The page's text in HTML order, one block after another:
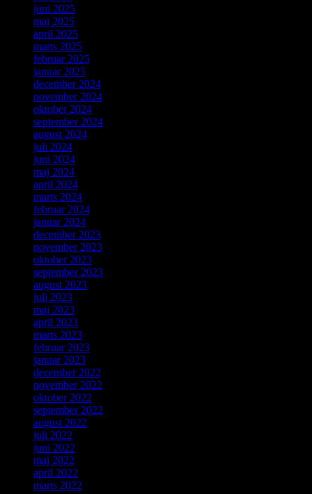
juni 2025
maj 2025
april 2025
marts 2025
februar 2025
januar 2025
december 2024
november 2024
oktober 2024
september 2024
august 2024
juli 2024
juni 2024
maj 2024
april 2024
marts 2024
februar 2024
januar 2024
december 2023
november 2023
oktober 2023
september 2023
august 2023
juli 2023
maj 2023
april 2023
marts 2023
februar 2023
januar 2023
december 2022
november 2022
oktober 2022
september 2022
august 2022
juli 2022
juni 2022
maj 2022
april 2022
marts 2022